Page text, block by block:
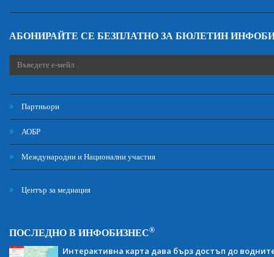
АБОНИРАЙТЕ СЕ БЕЗПЛАТНО ЗА БЮЛЕТИН
Партньори
АОБР
Международни и Национални участия
Център за медиация
ПОСЛЕДНО В ИНФОБИЗНЕС®
Интерактивна карта дава бърз достъп до